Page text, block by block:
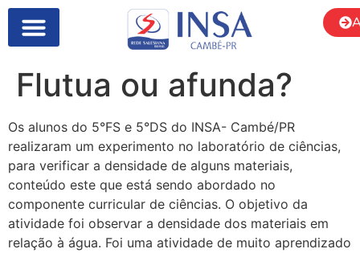
Flutua ou afunda?
Os alunos do 5°FS e 5°DS do INSA- Cambé/PR
realizaram um experimento no laboratório de ciências,
para verificar a densidade de alguns materiais,
conteúdo este que está sendo abordado no
componente curricular de ciências. O objetivo da
atividade foi observar a densidade dos materiais em
relação à água. Foi uma atividade de muito aprendizado